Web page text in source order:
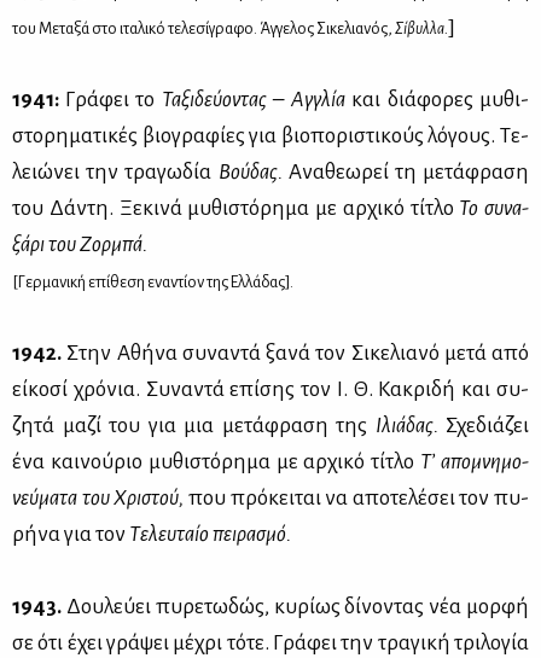
του Με­τα­ξά στο ιτα­λι­κό τε­λε­σί­γρα­φο. Άγ­γε­λος Σι­κε­λια­νός, Σί­βυλ­λα.]
1941: Γρά­φει το Τα­ξι­δεύ­ο­ντας – Αγ­γλία και διά­φο­ρες μυ­θι­
στο­ρη­μα­τι­κές βιο­γρα­φί­ες για βιο­πο­ρι­στι­κούς λό­γους. Τε­
λειώ­νει την τρα­γω­δία Βού­δας. Ανα­θε­ω­ρεί τη με­τά­φρα­ση
του Δά­ντη. Ξε­κι­νά μυ­θι­στό­ρη­μα με αρ­χι­κό τί­τλο Το συ­να­
ξά­ρι του Ζορ­μπά.
[Γερ­μα­νι­κή επί­θε­ση ενα­ντί­ον της Ελ­λά­δας].
1942. Στην Αθή­να συ­να­ντά ξα­νά τον Σι­κε­λια­νό με­τά από
εί­κο­σί χρό­νια. Συ­να­ντά επί­σης τον Ι. Θ. Κα­κρι­δή και συ­
ζη­τά μα­ζί του για μια με­τά­φρα­ση της Ιλιά­δας. Σχε­διά­ζει
ένα και­νού­ριο μυ­θι­στό­ρη­μα με αρ­χι­κό τί­τλο Τ’ απο­μνη­μο­
νεύ­μα­τα του Χρι­στού, που πρό­κει­ται να απο­τε­λέ­σει τον πυ­
ρή­να για τον Τε­λευ­ταίο πει­ρα­σμό.
1943. Δου­λεύ­ει πυ­ρε­τω­δώς, κυ­ρί­ως δί­νο­ντας νέα μορ­φή
σε ότι έχει γρά­ψει μέ­χρι τό­τε. Γρά­φει την τρα­γι­κή τρι­λο­γία